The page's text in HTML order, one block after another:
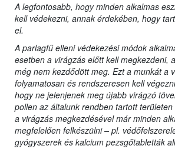
A legfontosabb, hogy minden alkalmas
kell védekezni, annak érdekében, hogy
el.
A parlagfű elleni védekezési módok
esetben a virágzás előtt kell megkezdeni,
még nem kezdődött meg. Ezt a munkát a
folyamatosan és rendszeresen kell
hogy ne jelenjenek meg újabb virágzó
pollen az általunk rendben tartott
a virágzás megkezdésével már minden
megfelelően felkészülni – pl.
gyógyszerek és kalcium pezsgőtabletták